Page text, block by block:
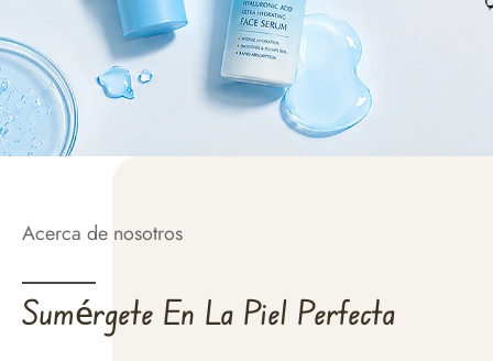
Acerca de nosotros
Sumérgete En La Piel Perfecta